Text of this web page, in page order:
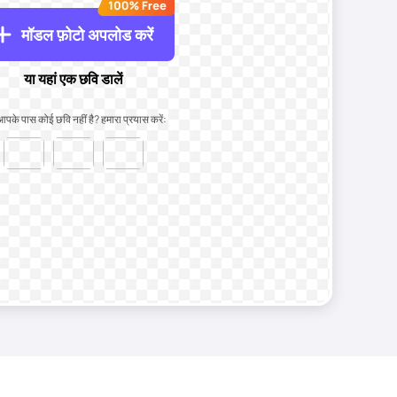
मॉडल फ़ोटो अपलोड करें
या यहां एक छवि डालें
पास कोई छवि नहीं है? हमारा प्रयास करें: